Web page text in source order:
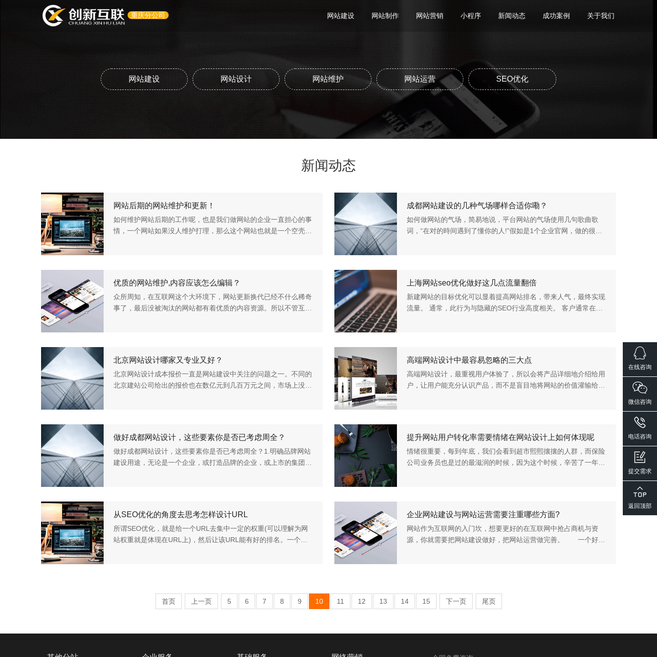
重庆分公司 网站建设 网站制作 网站营销 小程序 新闻动态 成功案例 关于我们
网站建设 网站设计 网站维护 网站运营 SEO优化
新闻动态
网站后期的网站维护和更新！
如何维护网站后期的工作呢，也是我们做网站的企业一直担心的事
情，一个网站如果没人维护打理，那么这个网站也就是一个空壳，
成都网站建设的几种气场哪样合适你嘞？
如何做网站的气场，简易地说，平台网站的气场使用几句歌曲歌
词，“在对的時间遇到了懂你的人!”假如是1个企业官网，做的很卡
优质的网站维护,内容应该怎么编辑？
众所周知，在互联网这个大环境下，网站更新换代已经不什么稀奇
事了，最后没被淘汰的网站都有着优质的内容资源。所以不管互联
上海网站seo优化做好这几点流量翻倍
新建网站的目标优化可以显着提高网站排名，带来人气，最终实现
流量。 通常，此行为与隐藏的SEO行业高度相关。 客户通常在浏
北京网站设计哪家又专业又好？
北京网站设计成本报价一直是网站建设中关注的问题之一。不同的
北京建站公司给出的报价也在数亿元到几百万元之间，市场上没有
高端网站设计中最容易忽略的三大点
高端网站设计，最重视用户体验了，所以会将产品详细地介绍给用
户，让用户能充分认识产品，而不是盲目地将网站的价值灌输给用
做好成都网站设计，这些要素你是否已考虑周全？
做好成都网站设计，这些要素你是否已考虑周全？1.明确品牌网站
建设用途，无论是一个企业，或打造品牌的企业，或上市的集团公
提升网站用户转化率需要情绪在网站设计上如何体现呢
情绪很重要，每到年底，我们会看到超市熙熙攘攘的人群，而保险
公司业务员也是过的最滋润的时候，因为这个时候，辛苦了一年，
从SEO优化的角度去思考怎样设计URL
所谓SEO优化，就是给一个URL去集中一定的权重(可以理解为网
站权重就是体现在URL上)，然后让该URL能有好的排名。一个网
企业网站建设与网站运营需要注重哪些方面?
网站作为互联网的入门坎，想要更好的在互联网中抢占商机与资
源，你就需要把网站建设做好，把网站运营做完善。 一个好的
首页 上一页 5 6 7 8 9 10 11 12 13 14 15 下一页 尾页
在线咨询
微信咨询
电话咨询
提交需求
返回顶部